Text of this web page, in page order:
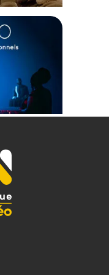
crantées
moteurs de
garanties pour un
multicouches pour
flares et une
Parfait pour les
T5.8 Zero-D VV